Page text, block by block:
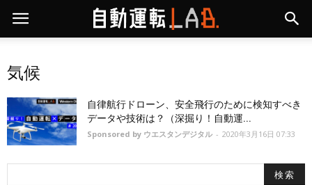
気候
自律航行ドローン、安全飛行のために検知すべき
データや技術は？（深掘り！自動運...
Sponsored by ウエスタンデジタル - 2020年3月16日 07:33